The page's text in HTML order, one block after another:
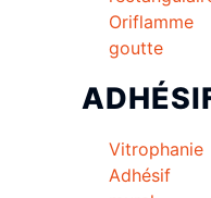
Oriflamme
goutte
Vitrophanie
Adhésif